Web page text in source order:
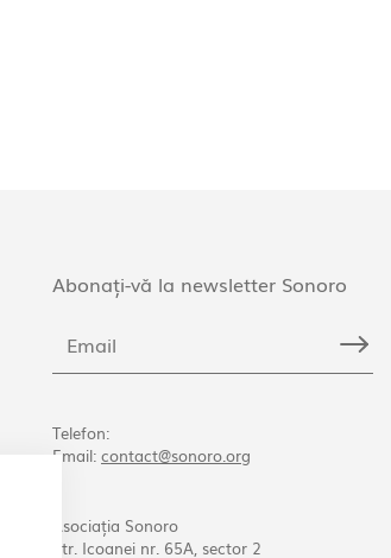
Abonați-vă la newsletter Sonoro
Telefon:
Email: contact@sonoro.org
Asociația Sonoro
Str. Icoanei nr. 65A, sector 2